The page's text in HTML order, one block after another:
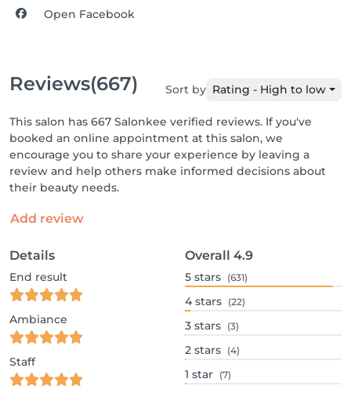
Open Facebook
Reviews(667) Sort by Rating - High to low
This salon has 667 Salonkee verified reviews. If you've
booked an online appointment at this salon, we
encourage you to share your experience by leaving a
review and help others make informed decisions about
their beauty needs.
Add review
Details
End result
Ambiance
Staff
Overall 4.9
5 stars (631)
4 stars (22)
3 stars (3)
2 stars (4)
1 star (7)